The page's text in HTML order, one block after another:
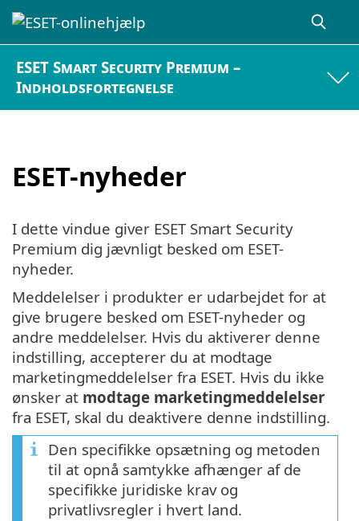
ESET Smart Security Premium –
Indholdsfortegnelse
ESET-nyheder
I dette vindue giver ESET Smart Security
Premium dig jævnligt besked om ESET-
nyheder.
Meddelelser i produkter er udarbejdet for at
give brugere besked om ESET-nyheder og
andre meddelelser. Hvis du aktiverer denne
indstilling, accepterer du at modtage
marketingmeddelelser fra ESET. Hvis du ikke
ønsker at modtage marketingmeddelelser
fra ESET, skal du deaktivere denne indstilling.
Den specifikke opsætning og metoden
til at opnå samtykke afhænger af de
specifikke juridiske krav og
privatlivsregler i hvert land.